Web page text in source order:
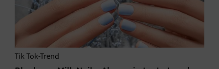
Tik Tok-Trend